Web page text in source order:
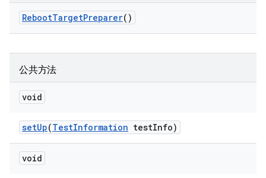
RebootTargetPreparer()
公共方法
void
setUp(TestInformation testInfo)
void